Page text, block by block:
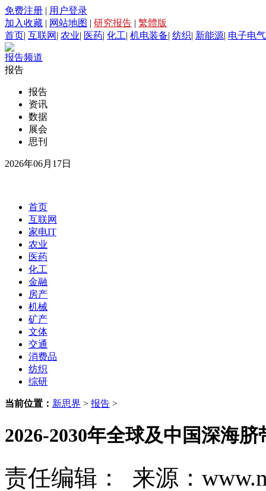
免费注册 | 用户登录
加入收藏 | 网站地图 | 研究报告 | 繁體版
首页| 互联网 | 农业| 医药| 化工| 机电装备| 纺织| 新能源| 电子电气
报告频道
报告
报告
资讯
数据
展会
思刊
2026年06月17日
首页
互联网
家电IT
农业
医药
化工
金融
房产
机械
矿产
文体
交通
消费品
纺织
综研
当前位置： 新思界 > 报告 >
2026-2030年全球及中国深海
责任编辑： 来源：